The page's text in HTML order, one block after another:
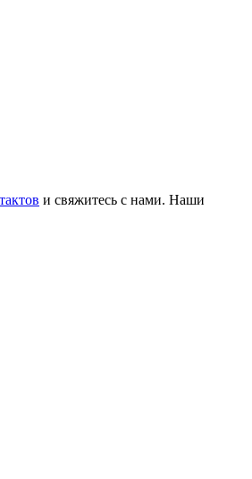
и свяжитесь с нами. Наши